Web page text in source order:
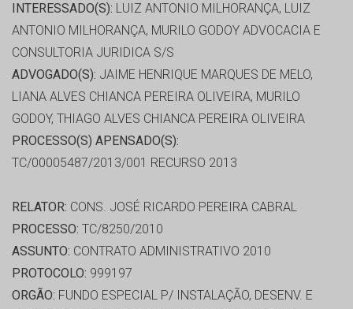
INTERESSADO(S): LUIZ ANTONIO MILHORANÇA, LUIZ
ANTONIO MILHORANÇA, MURILO GODOY ADVOCACIA E
CONSULTORIA JURIDICA S/S
ADVOGADO(S): JAIME HENRIQUE MARQUES DE MELO,
LIANA ALVES CHIANCA PEREIRA OLIVEIRA, MURILO
GODOY, THIAGO ALVES CHIANCA PEREIRA OLIVEIRA
PROCESSO(S) APENSADO(S):
TC/00005487/2013/001 RECURSO 2013
RELATOR: CONS. JOSÉ RICARDO PEREIRA CABRAL
PROCESSO: TC/8250/2010
ASSUNTO: CONTRATO ADMINISTRATIVO 2010
PROTOCOLO: 999197
ORGÃO: FUNDO ESPECIAL P/ INSTALAÇÃO, DESENV. E